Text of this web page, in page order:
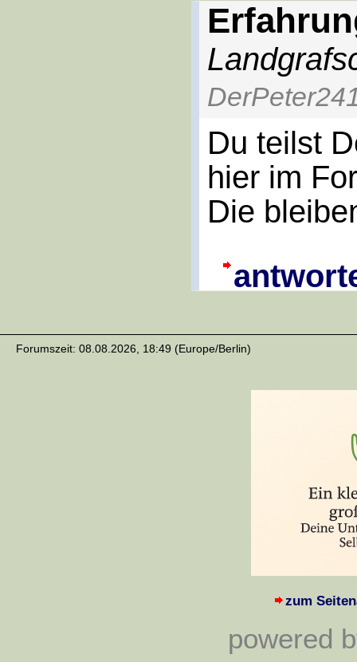
Du teilst
hier im
Die
Forumszeit: 08.08.2026, 18:49 (Europe/Berlin)
zum
powered